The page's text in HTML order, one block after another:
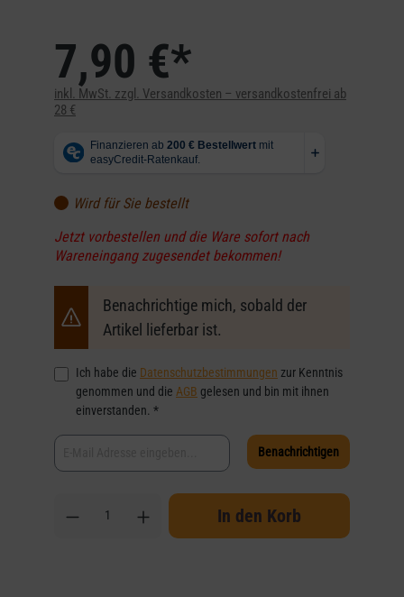
7,90 €*
inkl. MwSt. zzgl. Versandkosten – versandkostenfrei ab
28 €
Wird für Sie bestellt
Jetzt vorbestellen und die Ware sofort nach
Wareneingang zugesendet bekommen!
Benachrichtige mich, sobald der
Artikel lieferbar ist.
Ich habe die Datenschutzbestimmungen zur Kenntnis
genommen und die AGB gelesen und bin mit ihnen
einverstanden. *
Benachrichtigen
In den Korb